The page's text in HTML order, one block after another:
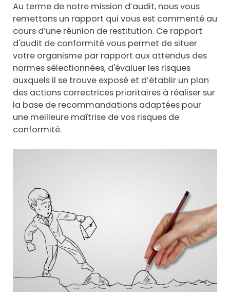
Au terme de notre mission d’audit, nous vous
remettons un rapport qui vous est commenté au
cours d’une réunion de restitution. Ce rapport
d'audit de conformité vous permet de situer
votre organisme par rapport aux attendus des
normes sélectionnées, d'évaluer les risques
auxquels il se trouve exposé et d’établir un plan
des actions correctrices prioritaires à réaliser sur
la base de recommandations adaptées pour
une meilleure maîtrise de vos risques de
conformité.